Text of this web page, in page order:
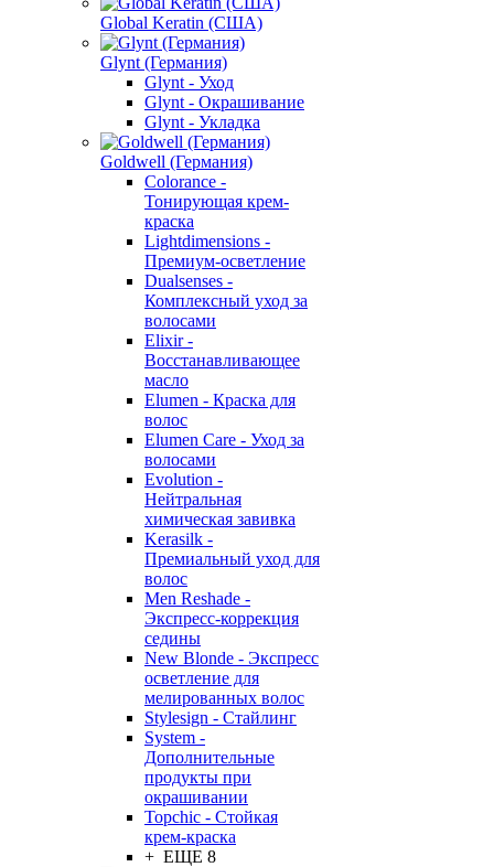
Global Keratin (США)
Glynt (Германия)
Glynt - Уход
Glynt - Окрашивание
Glynt - Укладка
Goldwell (Германия)
Colorance -
Тонирующая крем-
краска
Lightdimensions -
Премиум-осветление
Dualsenses -
Комплексный уход за
волосами
Elixir -
Восстанавливающее
масло
Elumen - Краска для
волос
Elumen Care - Уход за
волосами
Evolution -
Нейтральная
химическая завивка
Kerasilk -
Премиальный уход для
волос
Men Reshade -
Экспресс-коррекция
седины
New Blonde - Экспресс
осветление для
мелированных волос
Stylesign - Стайлинг
System -
Дополнительные
продукты при
окрашивании
Topchic - Стойкая
крем-краска
+ ЕЩЕ 8